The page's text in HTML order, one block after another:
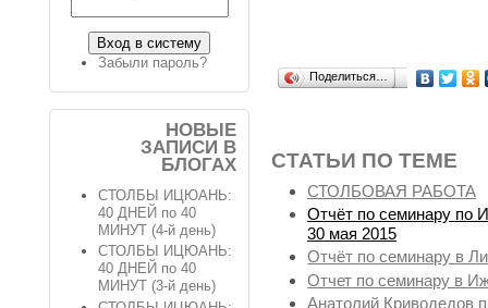
Поделиться…
СТАТЬИ ПО ТЕМЕ
СТОЛБОВАЯ РАБОТА
Отчёт по семинару по
30 мая 2015
Отчёт по семинару в
Отчет по семинару в
Анатолий Криводедов
Забыли пароль?
НОВЫЕ
ЗАПИСИ В
БЛОГАХ
СТОЛБЫ ИЦЮАНЬ:
40 ДНЕЙ по 40
МИНУТ (4-й день)
СТОЛБЫ ИЦЮАНЬ:
40 ДНЕЙ по 40
МИНУТ (3-й день)